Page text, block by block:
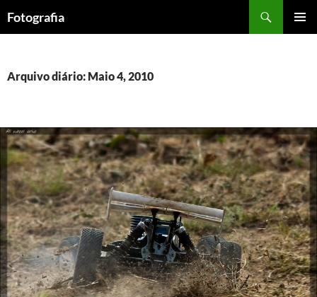
para
Fotografia
Arquivo diário: Maio 4, 2010